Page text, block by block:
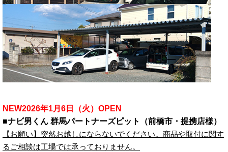
NEW2026年1月6日（火）OPEN
■ナビ男くん 群馬パートナーズピット（前橋市・提携店様）
【お願い】突然お越しにならないでください。商品や取付に関す
るご相談は工場では承っておりません。